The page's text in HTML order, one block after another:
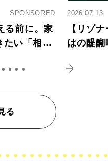
SPONSORED
る前に。家
たい「相続
2026.07.13
【リゾ
はの醍
る